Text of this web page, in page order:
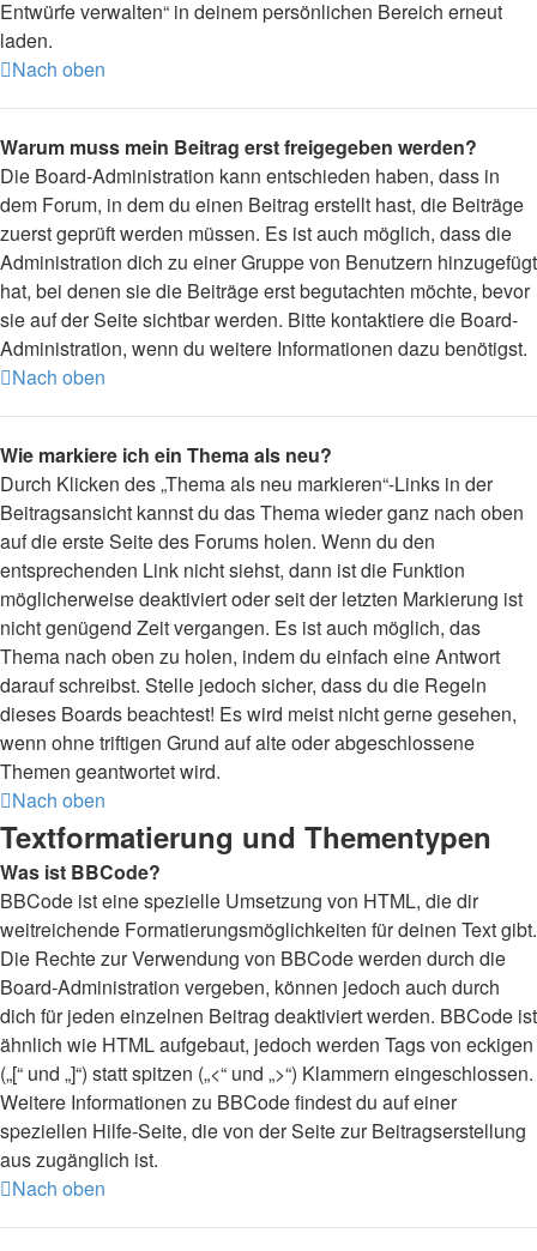
Entwürfe verwalten“ in deinem persönlichen Bereich erneut
laden.
Nach oben
Warum muss mein Beitrag erst freigegeben werden?
Die Board-Administration kann entschieden haben, dass in
dem Forum, in dem du einen Beitrag erstellt hast, die Beiträge
zuerst geprüft werden müssen. Es ist auch möglich, dass die
Administration dich zu einer Gruppe von Benutzern hinzugefügt
hat, bei denen sie die Beiträge erst begutachten möchte, bevor
sie auf der Seite sichtbar werden. Bitte kontaktiere die Board-
Administration, wenn du weitere Informationen dazu benötigst.
Nach oben
Wie markiere ich ein Thema als neu?
Durch Klicken des „Thema als neu markieren“-Links in der
Beitragsansicht kannst du das Thema wieder ganz nach oben
auf die erste Seite des Forums holen. Wenn du den
entsprechenden Link nicht siehst, dann ist die Funktion
möglicherweise deaktiviert oder seit der letzten Markierung ist
nicht genügend Zeit vergangen. Es ist auch möglich, das
Thema nach oben zu holen, indem du einfach eine Antwort
darauf schreibst. Stelle jedoch sicher, dass du die Regeln
dieses Boards beachtest! Es wird meist nicht gerne gesehen,
wenn ohne triftigen Grund auf alte oder abgeschlossene
Themen geantwortet wird.
Nach oben
Textformatierung und Thementypen
Was ist BBCode?
BBCode ist eine spezielle Umsetzung von HTML, die dir
weitreichende Formatierungsmöglichkeiten für deinen Text gibt.
Die Rechte zur Verwendung von BBCode werden durch die
Board-Administration vergeben, können jedoch auch durch
dich für jeden einzelnen Beitrag deaktiviert werden. BBCode ist
ähnlich wie HTML aufgebaut, jedoch werden Tags von eckigen
(„[“ und „]“) statt spitzen („<“ und „>“) Klammern eingeschlossen.
Weitere Informationen zu BBCode findest du auf einer
speziellen Hilfe-Seite, die von der Seite zur Beitragserstellung
aus zugänglich ist.
Nach oben